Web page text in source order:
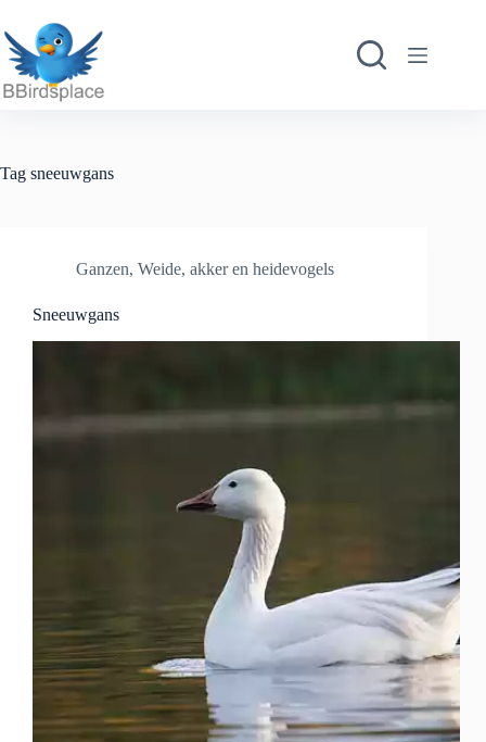
naar
de
inhoud
Tag sneeuwgans
Ganzen, Weide, akker en heidevogels
Sneeuwgans